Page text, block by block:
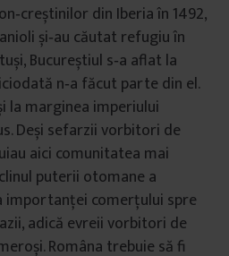
din Iberia în 1492,
și‑au căutat refugiu în
Bucureștiul s‑a aflat la
n‑a făcut parte din el.
la marginea imperiului
Deși sefarzii vorbitori de
aici comunitatea mai
puterii otomane a
comerţului spre
adică evreii vorbitori de
Româna trebuie să fi